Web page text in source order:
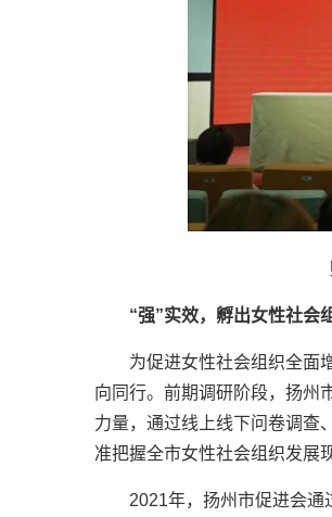
“强”实效，孵出女性社会
为促进女性社会组织全面
向同行。前期调研阶段，扬州
力量，通过线上线下问卷调查
准把握全市女性社会组织发展
2021年，扬州市促进会通